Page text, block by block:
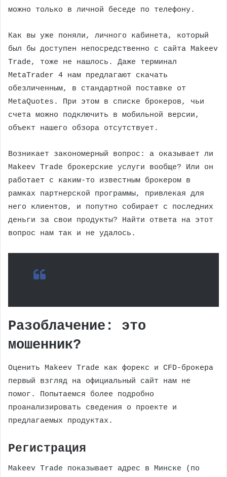
можно только в личной беседе по телефону.
Как вы уже поняли, личного кабинета, который
был бы доступен непосредственно с сайта Makeev
Trade, тоже не нашлось. Даже терминал
MetaTrader 4 нам предлагают скачать
обезличенным, в стандартной поставке от
MetaQuotes. При этом в списке брокеров, чьи
счета можно подключить в мобильной версии,
объект нашего обзора отсутствует.
Возникает закономерный вопрос: а оказывает ли
Makeev Trade брокерские услуги вообще? Или он
работает с каким-то известным брокером в
рамках партнерской программы, привлекая для
него клиентов, и попутно собирает с последних
деньги за свои продукты? Найти ответа на этот
вопрос нам так и не удалось.
Разоблачение: это
мошенник?
Оценить Makeev Trade как форекс и СFD-брокера
первый взгляд на официальный сайт нам не
помог. Попытаемся более подробно
проанализировать сведения о проекте и
предлагаемых продуктах.
Регистрация
Makeev Trade показывает адрес в Минске (по